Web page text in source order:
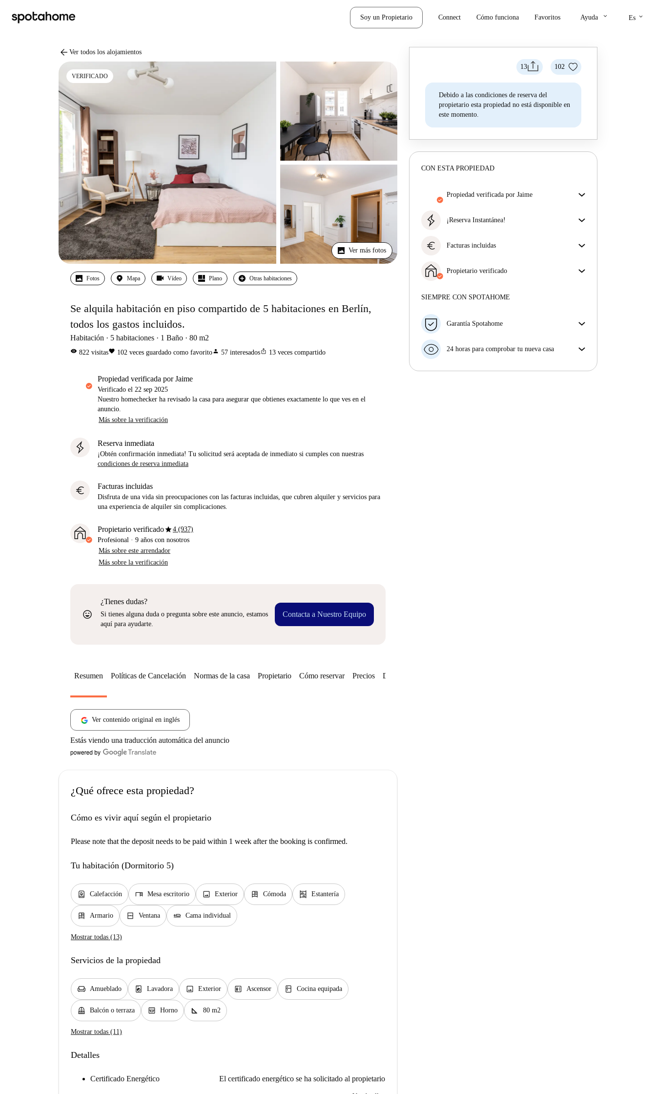
Soy un Propietario Connect Cómo funciona Favoritos Ayuda keyboard_arrow_down Es keyboard_arrow_down
arrow_back Ver todos los alojamientos
VERIFICADO
Ver más fotos
Fotos Mapa Vídeo Plano Otras habitaciones
Se alquila habitación en piso compartido de 5 habitaciones en Berlín,
todos los gastos incluidos.
Habitación 5 habitaciones 1 Baño 80 m2
visibility 822 visitasfavorite 102 veces guardado como favoritoperson 57 interesadosios_share 13 veces compartido
propiedad verificada por Jaime
Verificado el 22 sep 2025
Nuestro homechecker ha revisado la casa para asegurar que obtienes exactamente lo que ves en el
anuncio.
Más sobre la verificación
Reserva inmediata
¡Obtén confirmación inmediata! Tu solicitud será aceptada de inmediato si cumples con nuestras
condiciones de reserva inmediata
euro Facturas incluidas
Disfruta de una vida sin preocupaciones con las facturas incluidas, que cubren alquiler y servicios para
una experiencia de alquiler sin complicaciones.
Propietario verificadostar4 (937)
Profesional · 9 años con nosotros
Más sobre este arrendador
Más sobre la verificación
sentiment_very_satisfied
¿Tienes dudas?
Si tienes alguna duda o pregunta sobre este anuncio, estamos
aquí para ayudarte.
Contacta a Nuestro Equipo
13 102
Debido a las condiciones de reserva del
propietario esta propiedad no está disponible en
este momento.
CON ESTA PROPIEDAD
propiedad verificada por Jaime
asegurar que obtienes exactamente lo que ves en el
Más sobre la verificación
¡Reserva Instantánea!
aceptada de inmediato si reúnes las
condiciones de la
euro Facturas incluidas
facturas incluidas, que cubren alquiler y servicios
para una experiencia de alquiler sin complicaciones.
Propietario verificado
Más sobre este arrendador
SIEMPRE CON SPOTAHOME
Garantía Spotahome
horas previas a la fecha de entrada, Spotahome A) te
el hotel hasta que encuentres nueva casa o B) te hará
24 horas para comprobar tu nueva casa
Resumen Políticas de Cancelación Normas de la casa Propietario Cómo reservar Precios Disponibilidades
Ver contenido original en inglés
Estás viendo una traducción automática del anuncio
¿Qué ofrece esta propiedad?
Cómo es vivir aquí según el propietario
Please note that the deposit needs to be paid within 1 week after the booking is confirmed.
Tu habitación (Dormitorio 5)
water_heater Calefacción desk Mesa escritorio image Exterior dresser Cómoda shelves Estantería
dresser Armario window_closed Ventana airline_seat_flat Cama individual
Mostrar todas (13)
Servicios de la propiedad
chair Amueblado local_laundry_service Lavadora image Exterior elevator Ascensor kitchen Cocina equipada
balcony Balcón o terraza oven_gen Horno square_foot 80 m2
Mostrar todas (11)
Detalles
Certificado Energético El certificado energético se ha solicitado al propietario